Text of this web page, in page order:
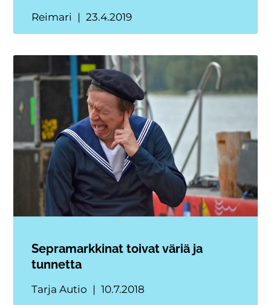
Reimari 23.4.2019
Sepramarkkinat toivat väriä ja
tunnetta
Tarja Autio 10.7.2018